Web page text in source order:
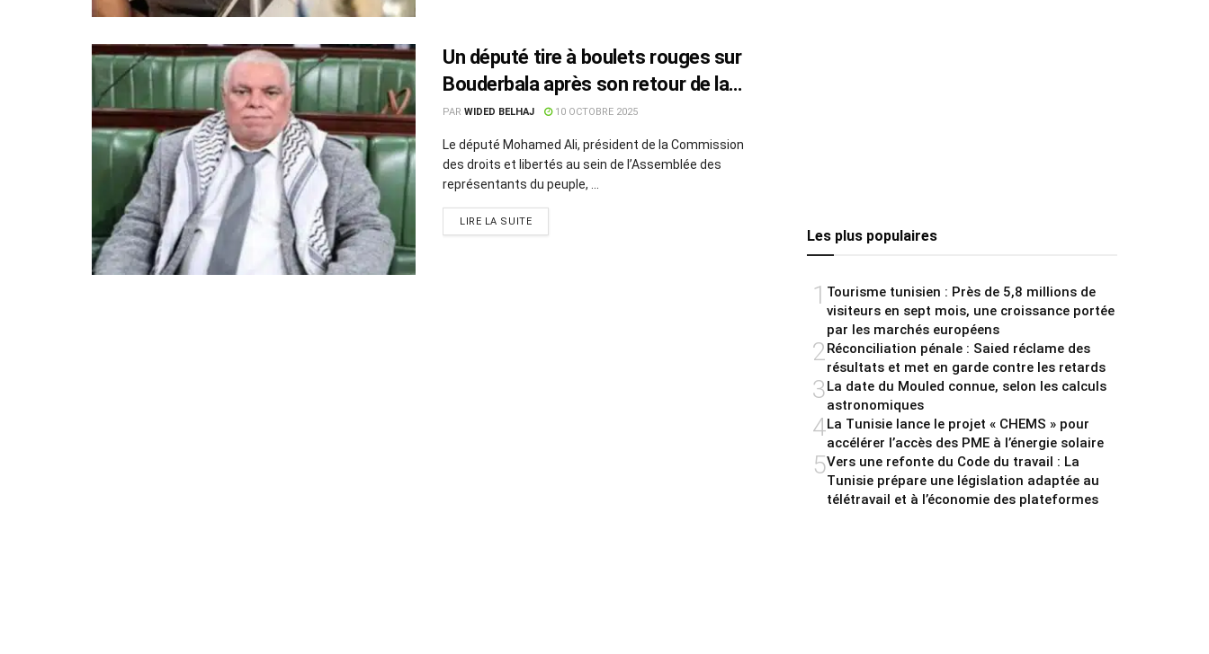
Un député tire à boulets rouges sur
Bouderbala après son retour de la
flottille de Gaza
PAR WIDED BELHAJ 10 OCTOBRE 2025
Le député Mohamed Ali, président de la Commission
des droits et libertés au sein de l’Assemblée des
représentants du peuple, ...
LIRE LA SUITE
Les plus populaires
1 Tourisme tunisien : Près de 5,8 millions de
visiteurs en sept mois, une croissance portée
par les marchés européens
2Réconciliation pénale : Saied réclame des
résultats et met en garde contre les retards
3La date du Mouled connue, selon les calculs
astronomiques
4La Tunisie lance le projet « CHEMS » pour
accélérer l’accès des PME à l’énergie solaire
5Vers une refonte du Code du travail : La
Tunisie prépare une législation adaptée au
télétravail et à l’économie des plateformes